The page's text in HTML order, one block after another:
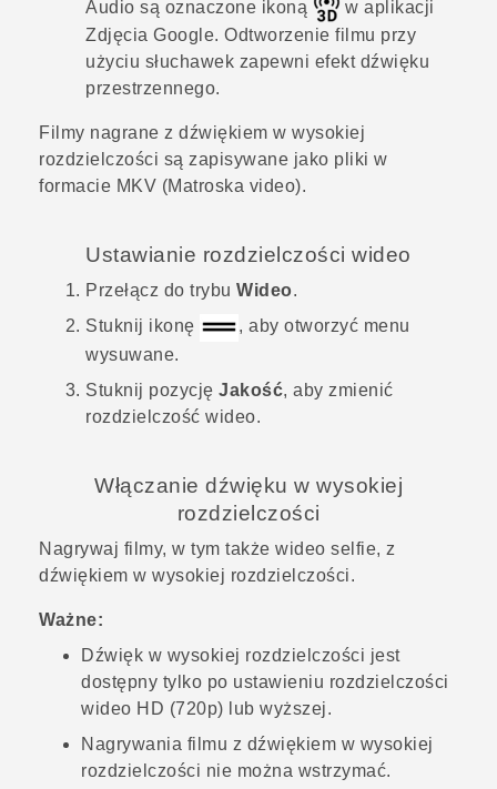
Audio są oznaczone ikoną
w aplikacji
Zdjęcia Google. Odtworzenie filmu przy
użyciu słuchawek zapewni efekt dźwięku
przestrzennego.
Filmy nagrane z dźwiękiem w wysokiej
rozdzielczości są zapisywane jako pliki w
formacie MKV (Matroska video).
Ustawianie rozdzielczości wideo
Przełącz do trybu Wideo.
Stuknij ikonę
, aby otworzyć menu
wysuwane.
Stuknij pozycję Jakość, aby zmienić
rozdzielczość wideo.
Włączanie dźwięku w wysokiej
rozdzielczości
Nagrywaj filmy, w tym także wideo selfie, z
dźwiękiem w wysokiej rozdzielczości.
Ważne:
Dźwięk w wysokiej rozdzielczości jest
dostępny tylko po ustawieniu rozdzielczości
wideo HD (720p) lub wyższej.
Nagrywania filmu z dźwiękiem w wysokiej
rozdzielczości nie można wstrzymać.